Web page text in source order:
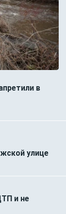
в
улице
и не